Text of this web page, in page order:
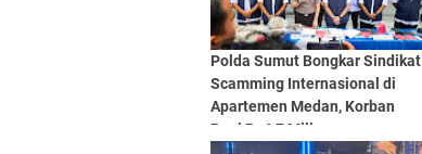
Polda Sumut Bongkar Sindikat
Scamming Internasional di
Apartemen Medan, Korban
Rugi Rp6,7 Miliar